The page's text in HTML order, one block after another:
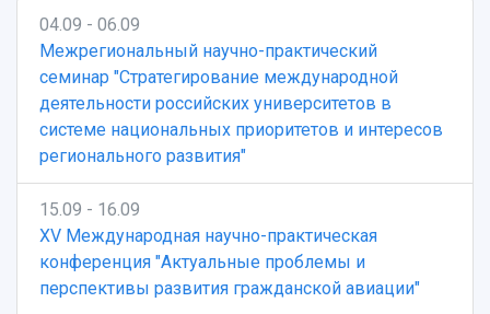
04.09 - 06.09
Межрегиональный научно-практический
семинар "Стратегирование международной
деятельности российских университетов в
системе национальных приоритетов и интересов
регионального развития"
15.09 - 16.09
XV Международная научно-практическая
конференция "Актуальные проблемы и
перспективы развития гражданской авиации"